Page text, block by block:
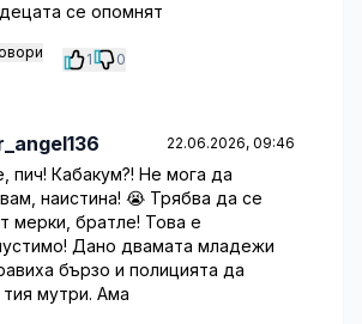
се опомнят
1 0
22.06.2026, 09:46
пич! Кабакум?! Не мога да
наистина! 😭 Трябва да се
мерки, братле! Това е
Дано двамата младежи
бързо и полицията да
мутри. Ама